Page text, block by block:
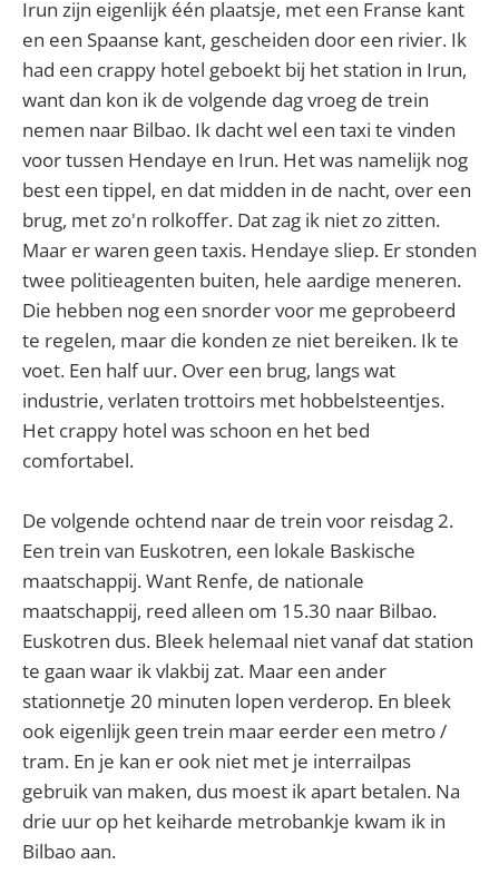
Irun zijn eigenlijk één plaatsje, met een Franse kant
en een Spaanse kant, gescheiden door een rivier. Ik
had een crappy hotel geboekt bij het station in Irun,
want dan kon ik de volgende dag vroeg de trein
nemen naar Bilbao. Ik dacht wel een taxi te vinden
voor tussen Hendaye en Irun. Het was namelijk nog
best een tippel, en dat midden in de nacht, over een
brug, met zo'n rolkoffer. Dat zag ik niet zo zitten.
Maar er waren geen taxis. Hendaye sliep. Er stonden
twee politieagenten buiten, hele aardige meneren.
Die hebben nog een snorder voor me geprobeerd
te regelen, maar die konden ze niet bereiken. Ik te
voet. Een half uur. Over een brug, langs wat
industrie, verlaten trottoirs met hobbelsteentjes.
Het crappy hotel was schoon en het bed
comfortabel.
De volgende ochtend naar de trein voor reisdag 2.
Een trein van Euskotren, een lokale Baskische
maatschappij. Want Renfe, de nationale
maatschappij, reed alleen om 15.30 naar Bilbao.
Euskotren dus. Bleek helemaal niet vanaf dat station
te gaan waar ik vlakbij zat. Maar een ander
stationnetje 20 minuten lopen verderop. En bleek
ook eigenlijk geen trein maar eerder een metro /
tram. En je kan er ook niet met je interrailpas
gebruik van maken, dus moest ik apart betalen. Na
drie uur op het keiharde metrobankje kwam ik in
Bilbao aan.